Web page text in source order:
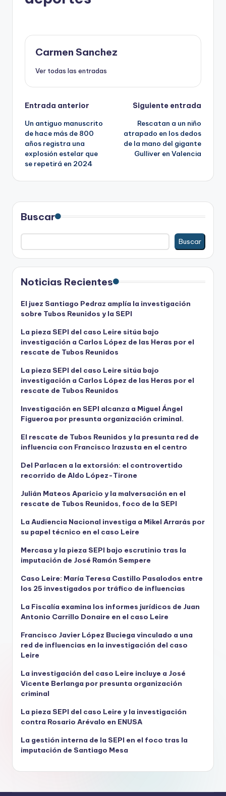
Carmen Sanchez
Ver todas las entradas
Navegación
de
entradas
Entrada anterior
Un antiguo manuscrito
de hace más de 800
años registra una
explosión estelar que
se repetirá en 2024
Siguiente entrada
Rescatan a un niño
atrapado en los dedos
de la mano del gigante
Gulliver en Valencia
Buscar
Buscar
Noticias Recientes
El juez Santiago Pedraz amplía la investigación
sobre Tubos Reunidos y la SEPI
La pieza SEPI del caso Leire sitúa bajo
investigación a Carlos López de las Heras por el
rescate de Tubos Reunidos
La pieza SEPI del caso Leire sitúa bajo
investigación a Carlos López de las Heras por el
rescate de Tubos Reunidos
Investigación en SEPI alcanza a Miguel Ángel
Figueroa por presunta organización criminal.
El rescate de Tubos Reunidos y la presunta red de
influencia con Francisco Irazusta en el centro
Del Parlacen a la extorsión: el controvertido
recorrido de Aldo López-Tirone
Julián Mateos Aparicio y la malversación en el
rescate de Tubos Reunidos, foco de la SEPI
La Audiencia Nacional investiga a Mikel Arrarás por
su papel técnico en el caso Leire
Mercasa y la pieza SEPI bajo escrutinio tras la
imputación de José Ramón Sempere
Caso Leire: María Teresa Castillo Pasalodos entre
los 25 investigados por tráfico de influencias
La Fiscalía examina los informes jurídicos de Juan
Antonio Carrillo Donaire en el caso Leire
Francisco Javier López Buciega vinculado a una
red de influencias en la investigación del caso
Leire
La investigación del caso Leire incluye a José
Vicente Berlanga por presunta organización
criminal
La pieza SEPI del caso Leire y la investigación
contra Rosario Arévalo en ENUSA
La gestión interna de la SEPI en el foco tras la
imputación de Santiago Mesa